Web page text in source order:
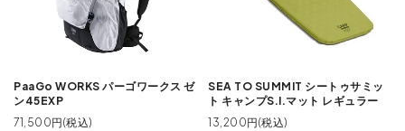
PaaGo WORKS パーゴワークス ゼ
ン45EXP
71,500円(税込)
SEA TO SUMMIT シートゥサミッ
ト キャンプS.I.マット レギュラー
13,200円(税込)